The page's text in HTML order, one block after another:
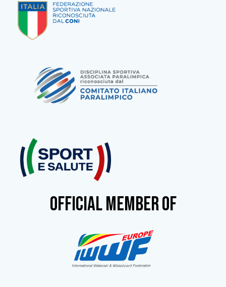
OFFICIAL MEMBER OF